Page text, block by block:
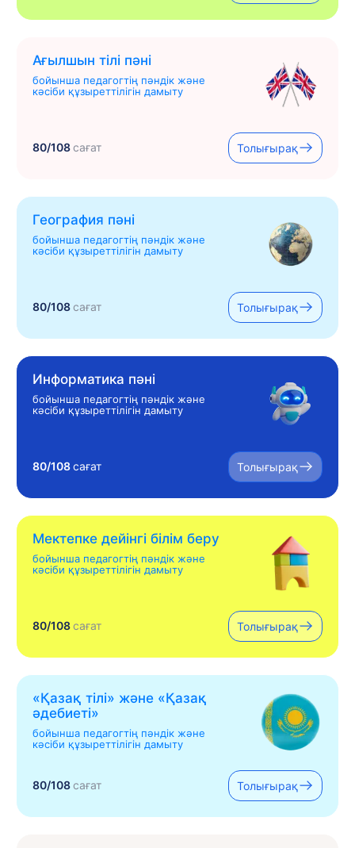
Ағылшын тілі пәні
бойынша педагогтің пәндік және
кәсіби құзыреттілігін дамыту
80/108сағат Толығырақ
География пәні
бойынша педагогтің пәндік және
кәсіби құзыреттілігін дамыту
80/108сағат Толығырақ
Информатика пәні
бойынша педагогтің пәндік және
кәсіби құзыреттілігін дамыту
80/108сағат Толығырақ
Мектепке дейінгі білім беру
бойынша педагогтің пәндік және
кәсіби құзыреттілігін дамыту
80/108сағат Толығырақ
«Қазақ тілі» жəне «Қазақ
əдебиеті»
бойынша педагогтің пәндік және
кәсіби құзыреттілігін дамыту
80/108сағат Толығырақ